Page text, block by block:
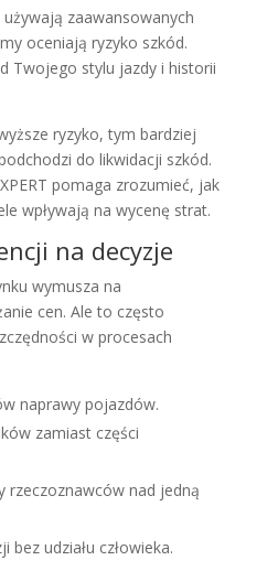
zaawansowanych
oceniają ryzyko szkód.
Twojego stylu jazdy i historii
ryzyko, tym bardziej
do likwidacji szkód.
pomaga zrozumieć, jak
wpływają na wycenę strat.
na decyzje
wymusza na
cen. Ale to często
w procesach
naprawy pojazdów.
zamiast części
rzeczoznawców nad jedną
udziału człowieka.